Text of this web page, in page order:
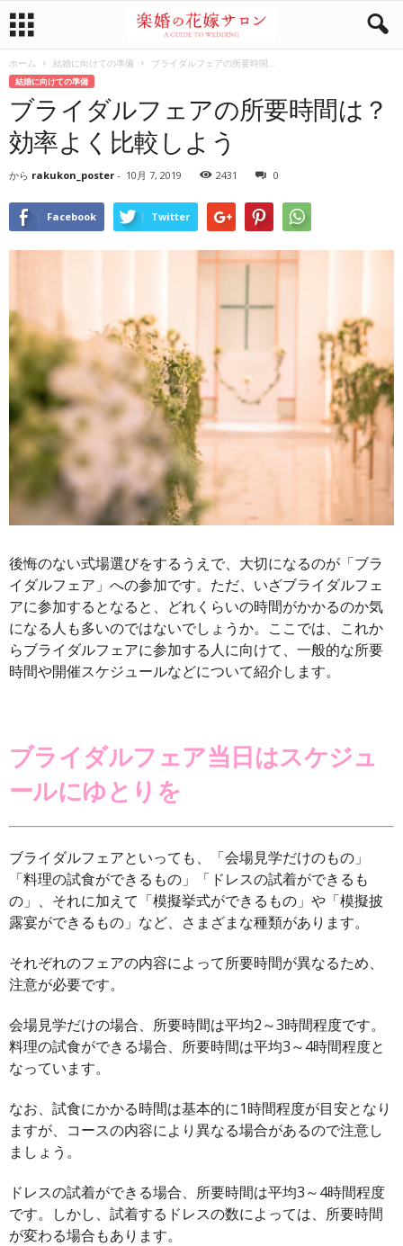
ホーム 結婚に向けての準備 ブライダルフェアの所要時間...
結婚に向けての準備
ブライダルフェアの所要時間は？
効率よく比較しよう
から rakukon_poster - 10月 7, 2019 2431 0
Facebook Twitter
後悔のない式場選びをするうえで、大切になるのが「ブラ
イダルフェア」への参加です。ただ、いざブライダルフェ
アに参加するとなると、どれくらいの時間がかかるのか気
になる人も多いのではないでしょうか。ここでは、これか
らブライダルフェアに参加する人に向けて、一般的な所要
時間や開催スケジュールなどについて紹介します。
ブライダルフェア当日はスケジュ
ールにゆとりを
ブライダルフェアといっても、「会場見学だけのもの」
「料理の試食ができるもの」「ドレスの試着ができるも
の」、それに加えて「模擬挙式ができるもの」や「模擬披
露宴ができるもの」など、さまざまな種類があります。
それぞれのフェアの内容によって所要時間が異なるため、
注意が必要です。
会場見学だけの場合、所要時間は平均2～3時間程度です。
料理の試食ができる場合、所要時間は平均3～4時間程度と
なっています。
なお、試食にかかる時間は基本的に1時間程度が目安となり
ますが、コースの内容により異なる場合があるので注意し
ましょう。
ドレスの試着ができる場合、所要時間は平均3～4時間程度
です。しかし、試着するドレスの数によっては、所要時間
が変わる場合もあります。